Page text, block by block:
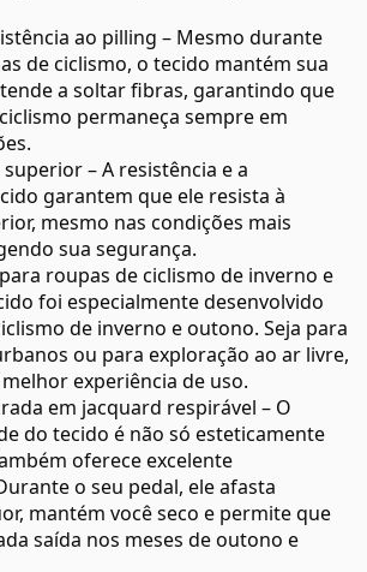
ao pilling – Mesmo durante
de ciclismo, o tecido mantém sua
a soltar fibras, garantindo que
permaneça sempre em
– A resistência e a
garantem que ele resista à
mesmo nas condições mais
sua segurança.
roupas de ciclismo de inverno e
foi especialmente desenvolvido
de inverno e outono. Seja para
ou para exploração ao ar livre,
experiência de uso.
em jacquard respirável – O
do tecido é não só esteticamente
oferece excelente
o seu pedal, ele afasta
mantém você seco e permite que
saída nos meses de outono e